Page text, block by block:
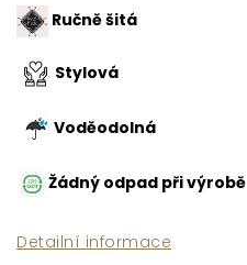
Ručně šitá
Stylová
Voděodolná
Žádný odpad při výrobě
Detailní informace